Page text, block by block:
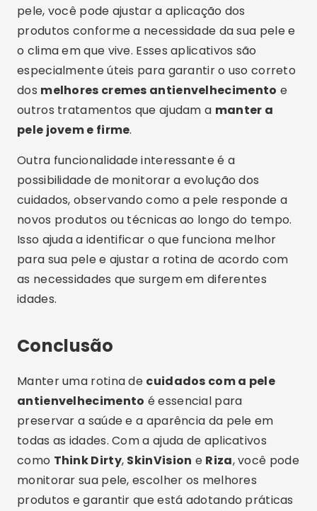
pele, você pode ajustar a aplicação dos
produtos conforme a necessidade da sua pele e
o clima em que vive. Esses aplicativos são
especialmente úteis para garantir o uso correto
dos melhores cremes antienvelhecimento e
outros tratamentos que ajudam a manter a
pele jovem e firme.
Outra funcionalidade interessante é a
possibilidade de monitorar a evolução dos
cuidados, observando como a pele responde a
novos produtos ou técnicas ao longo do tempo.
Isso ajuda a identificar o que funciona melhor
para sua pele e ajustar a rotina de acordo com
as necessidades que surgem em diferentes
idades.
Conclusão
Manter uma rotina de cuidados com a pele
antienvelhecimento é essencial para
preservar a saúde e a aparência da pele em
todas as idades. Com a ajuda de aplicativos
como Think Dirty, SkinVision e Riza, você pode
monitorar sua pele, escolher os melhores
produtos e garantir que está adotando práticas